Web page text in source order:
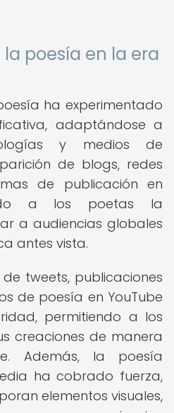
poesía en la era
ha experimentado
adaptándose a
y medios de
de blogs, redes
de publicación en
a los poetas la
a audiencias globales
antes vista.
tweets, publicaciones
de poesía en YouTube
permitiendo a los
creaciones de manera
Además, la poesía
ha cobrado fuerza,
elementos visuales,